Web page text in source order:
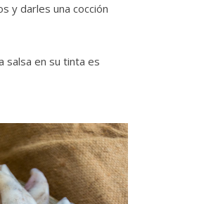
y darles una cocción
salsa en su tinta es